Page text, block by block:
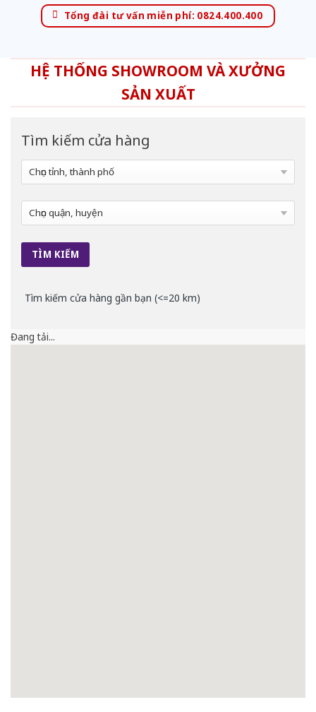
Tổng đài tư vấn miễn phí: 0824.400.400
HỆ THỐNG SHOWROOM VÀ XƯỞNG
SẢN XUẤT
Tìm kiếm cửa hàng
Tìm kiếm cửa hàng gần bạn (<=20 km)
Đang tải...